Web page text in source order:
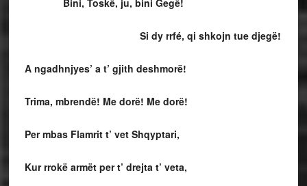
Bini, Toskë, ju, bini Gegë!
Si dy rrfé, qi shkojn tue djegë!
A ngadhnjyes’ a t’ gjith deshmorë!
Trima, mbrendë! Me dorë! Me dorë!
Per mbas Flamrit t’ vet Shqyptari,
Kur rrokë armët per t’ drejta t’ veta,